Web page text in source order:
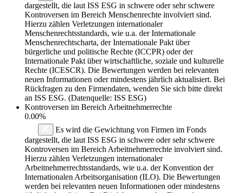
dargestellt, die laut ISS ESG in schwere oder sehr schwere
Kontroversen im Bereich Menschenrechte involviert sind.
Hierzu zählen Verletzungen internationaler
Menschenrechtsstandards, wie u.a. der Internationale
Menschenrechtscharta, der Internationale Pakt über
bürgerliche und politische Rechte (ICCPR) oder der
Internationale Pakt über wirtschaftliche, soziale und kulturelle
Rechte (ICESCR). Die Bewertungen werden bei relevanten
neuen Informationen oder mindestens jährlich aktualisiert. Bei
Rückfragen zu den Firmendaten, wenden Sie sich bitte direkt
an ISS ESG. (Datenquelle: ISS ESG)
Kontroversen im Bereich Arbeitnehmerrechte
0.00%
Es wird die Gewichtung von Firmen im Fonds
dargestellt, die laut ISS ESG in schwere oder sehr schwere
Kontroversen im Bereich Arbeitnehmerrechte involviert sind.
Hierzu zählen Verletzungen internationaler
Arbeitnehmerrechtsstandards, wie u.a. der Konvention der
Internationalen Arbeitsorganisation (ILO). Die Bewertungen
werden bei relevanten neuen Informationen oder mindestens